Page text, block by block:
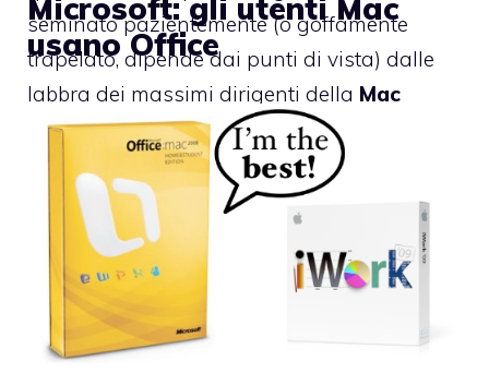
seminato pazientemente (o goffamente
trapelato, dipende dai punti di vista) dalle
labbra dei massimi dirigenti della Mac
Business Unit.
Microsoft: gli utenti Mac
usano Office